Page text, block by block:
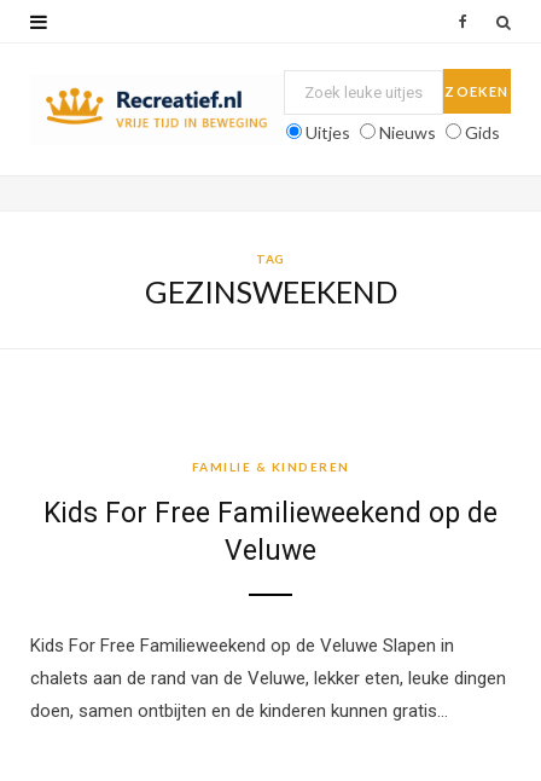
Uitjes Nieuws Gids
TAG
GEZINSWEEKEND
FAMILIE & KINDEREN
Kids For Free Familieweekend op de
Veluwe
Kids For Free Familieweekend op de Veluwe Slapen in
chalets aan de rand van de Veluwe, lekker eten, leuke dingen
doen, samen ontbijten en de kinderen kunnen gratis…